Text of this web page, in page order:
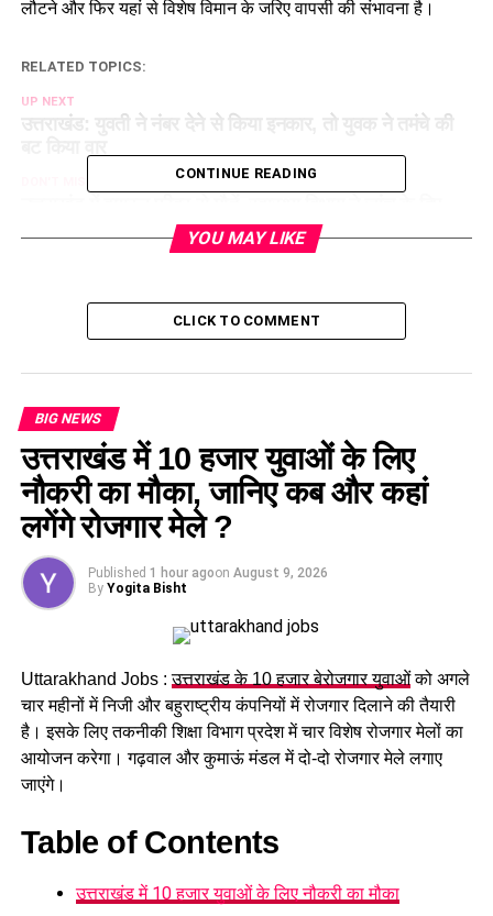
लौटने और फिर यहां से विशेष विमान के जरिए वापसी की संभावना है।
RELATED TOPICS:
UP NEXT
उत्तराखंड: युवती ने नंबर देने से किया इनकार, तो युवक ने तमंचे की
CONTINUE READING
YOU MAY LIKE
CLICK TO COMMENT
BIG NEWS
उत्तराखंड में 10 हजार युवाओं के लिए
नौकरी का मौका, जानिए कब और कहां
लगेंगे रोजगार मेले ?
Published 1 hour agoon August 9, 2026
By Yogita Bisht
Uttarakhand Jobs :उत्तराखंड के 10 हजार बेरोजगार युवाओंको अगले
चार महीनों में निजी और बहुराष्ट्रीय कंपनियों में रोजगार दिलाने की तैयारी
है। इसके लिए तकनीकी शिक्षा विभाग प्रदेश में चार विशेष रोजगार मेलों का
आयोजन करेगा। गढ़वाल और कुमाऊं मंडल में दो-दो रोजगार मेले लगाए
जाएंगे।
Table of Contents
उत्तराखंड में 10 हजार युवाओं के लिए नौकरी का मौका